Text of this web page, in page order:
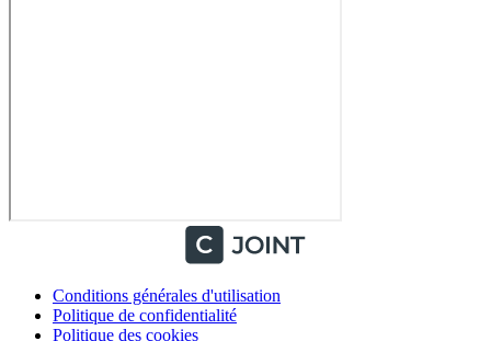
Conditions générales d'utilisation
Politique de confidentialité
Politique des cookies